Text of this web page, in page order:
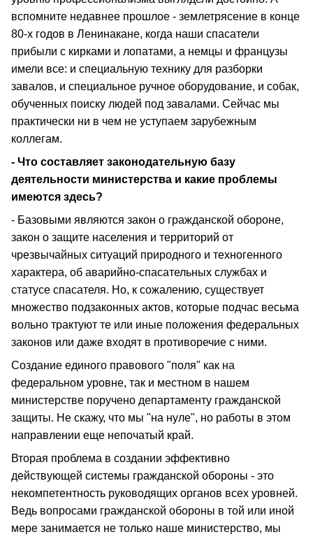
вспомните недавнее прошлое - землетрясение в конце
80-х годов в Ленинакане, когда наши спасатели
прибыли с кирками и лопатами, а немцы и французы
имели все: и специальную технику для разборки
завалов, и специальное ручное оборудование, и собак,
обученных поиску людей под завалами. Сейчас мы
практически ни в чем не уступаем зарубежным
коллегам.
- Что составляет законодательную базу
деятельности министерства и какие проблемы
имеются здесь?
- Базовыми являются закон о гражданской обороне,
закон о защите населения и территорий от
чрезвычайных ситуаций природного и техногенного
характера, об аварийно-спасательных службах и
статусе спасателя. Но, к сожалению, существует
множество подзаконных актов, которые подчас весьма
вольно трактуют те или иные положения федеральных
законов или даже входят в противоречие с ними.
Создание единого правового "поля" как на
федеральном уровне, так и местном в нашем
министерстве поручено департаменту гражданской
защиты. Не скажу, что мы "на нуле", но работы в этом
направлении еще непочатый край.
Вторая проблема в создании эффективно
действующей системы гражданской обороны - это
некомпетентность руководящих органов всех уровней.
Ведь вопросами гражданской обороны в той или иной
мере занимается не только наше министерство, мы